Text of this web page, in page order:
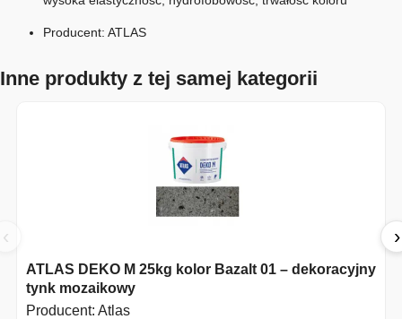
Producent: ATLAS
Inne produkty z tej samej kategorii
‹
ATLAS DEKO M 25kg kolor Bazalt 01 – dekoracyjny
tynk mozaikowy
Producent: Atlas
›